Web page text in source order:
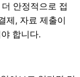
안정적으로 접
제, 자료 제출이
합니다.